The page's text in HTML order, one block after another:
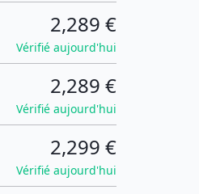
2,289 €
Vérifié aujourd'hui
2,289 €
Vérifié aujourd'hui
2,299 €
Vérifié aujourd'hui